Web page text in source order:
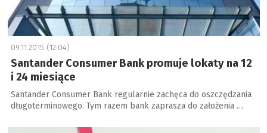
09.11.2015 (12:04)
Santander Consumer Bank promuje lokaty na 12
i 24 miesiące
Santander Consumer Bank regularnie zachęca do oszczędzania
długoterminowego. Tym razem bank zaprasza do założenia …
a